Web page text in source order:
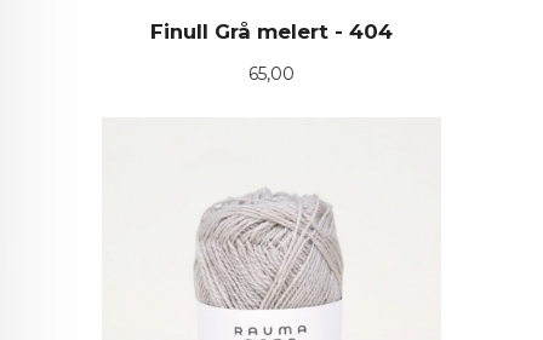
Finull Grå melert - 404
Pris
65,00